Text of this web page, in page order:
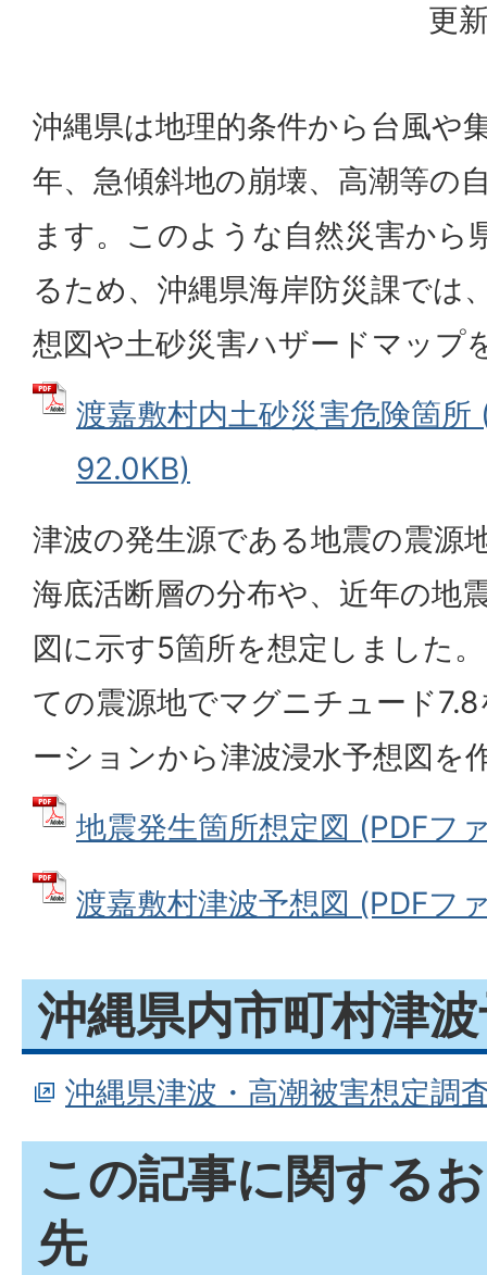
更
沖縄県は地理的条件から台風や
年、急傾斜地の崩壊、高潮等の
ます。このような自然災害から
るため、沖縄県海岸防災課では
想図や土砂災害ハザードマップ
渡嘉敷村内土砂災害危険箇所
92.0KB)
津波の発生源である地震の震源
海底活断層の分布や、近年の地
図に示す5箇所を想定しました
ての震源地でマグニチュード
ーションから津波浸水予想図を
地震発生箇所想定図 (PDFフ
渡嘉敷村津波予想図 (PDFフ
沖縄県内市町村津
沖縄県津波・高潮被害想定調
この記事に関する
先